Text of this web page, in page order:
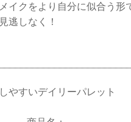
イクをより自分に似合う形
逃しなく！
やすいデイリーパレット